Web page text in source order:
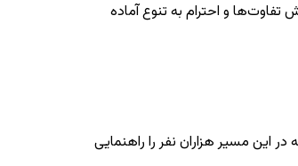
تفاوت‌ها و احترام به تنوع آماده
این مسیر هزاران نفر را راهنمایی